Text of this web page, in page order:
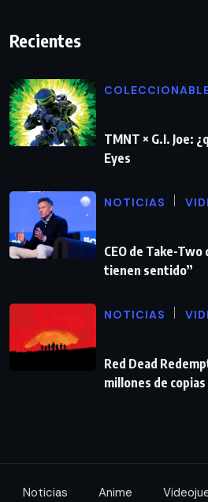
Recientes
TMNT × G.I. Joe:
Eyes
NOTICIAS
CEO de Take-
tienen sentido”
NOTICIAS
Red Dead
millones de copias
Noticias Anime